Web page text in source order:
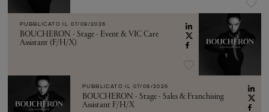
PUBBLICATO IL 07/08/2026
BOUCHERON - Stage - Event & VIC Care
Assistant (F/H/X)
PUBBLICATO IL 07/08/2026
BOUCHERON - Stage - Sales & Franchising
Assistant F/H/X